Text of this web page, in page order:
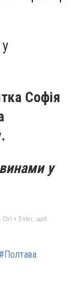
Софія
у
Ctrl + Enter, щоб
#Полтава